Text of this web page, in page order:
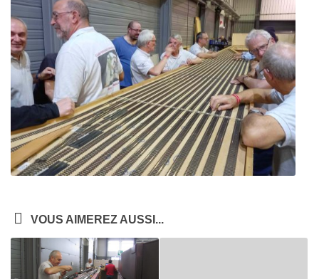
VOUS AIMEREZ AUSSI...